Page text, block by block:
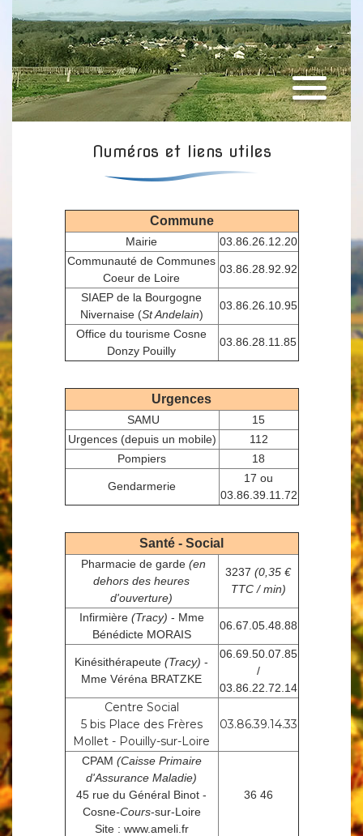
Numéros et liens utiles
Commune
Mairie
03.86.26.12.20
Communauté de Communes
Coeur de Loire
03.86.28.92.92
SIAEP de la Bourgogne
Nivernaise (St Andelain)
03.86.26.10.95
Office du tourisme Cosne
Donzy Pouilly
03.86.28.11.85
Urgences
SAMU
15
Urgences (depuis un mobile)
112
Pompiers
18
Gendarmerie
17 ou
03.86.39.11.72
Santé - Social
Pharmacie de garde (en
dehors des heures
d'ouverture)
3237 (0,35 €
TTC / min)
Infirmière (Tracy) - Mme
Bénédicte MORAIS
06.67.05.48.88
Kinésithérapeute (Tracy) -
Mme Véréna BRATZKE
06.69.50.07.85
/
03.86.22.72.14
Centre Social
5 bis Place des Frères
Mollet - Pouilly-sur-Loire
03.86.39.14.33
CPAM (Caisse Primaire
d'Assurance Maladie)
45 rue du Général Binot -
Cosne-Cours-sur-Loire
Site : www.ameli.fr
36 46